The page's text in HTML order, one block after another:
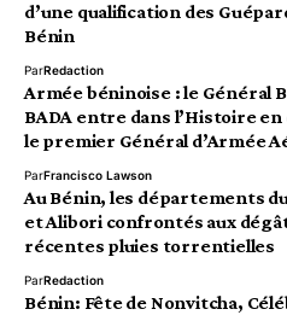
d’une qualification des
Bénin
ParRedaction
Armée béninoise : le Général
BADA entre dans l’Histoire
le premier Général d’Armée
ParFrancisco Lawson
Au Bénin, les départements
et Alibori confrontés aux
récentes pluies torrentielles
ParRedaction
Bénin: Fête de Nonvitcha,